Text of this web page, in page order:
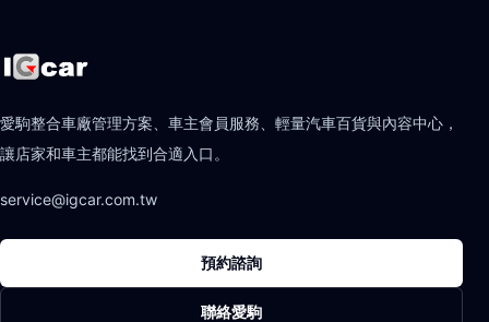
愛駒整合車廠管理方案、車主會員服務、輕量汽車百貨與內容中心，
讓店家和車主都能找到合適入口。
service@igcar.com.tw
預約諮詢
聯絡愛駒